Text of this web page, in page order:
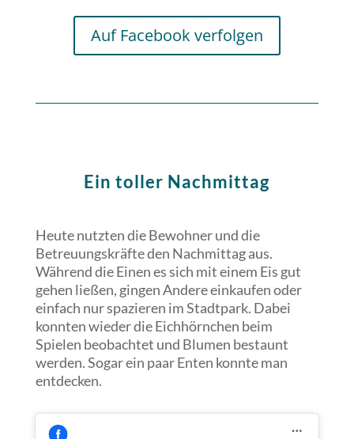
Auf Facebook verfolgen
Ein toller Nachmittag
Heute nutzten die Bewohner und die
Betreuungskräfte den Nachmittag aus.
Während die Einen es sich mit einem Eis gut
gehen ließen, gingen Andere einkaufen oder
einfach nur spazieren im Stadtpark. Dabei
konnten wieder die Eichhörnchen beim
Spielen beobachtet und Blumen bestaunt
werden. Sogar ein paar Enten konnte man
entdecken.